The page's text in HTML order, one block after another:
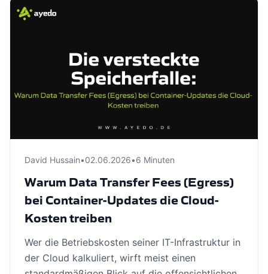
David Hussain•02.06.2026•6 Minuten
Warum Data Transfer Fees (Egress)
bei Container-Updates die Cloud-
Kosten treiben
Wer die Betriebskosten seiner IT-Infrastruktur in
der Cloud kalkuliert, wirft meist einen